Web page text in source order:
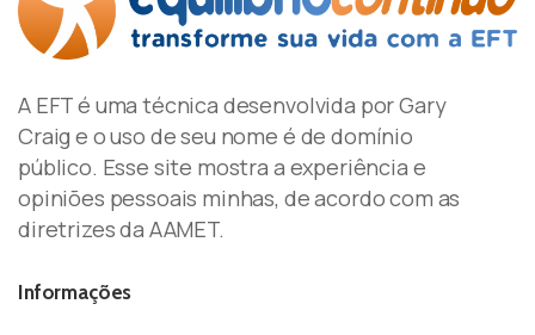
A EFT é uma técnica desenvolvida por Gary
Craig e o uso de seu nome é de domínio
público. Esse site mostra a experiência e
opiniões pessoais minhas, de acordo com as
diretrizes da AAMET.
Informações